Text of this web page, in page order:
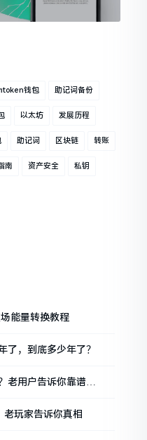
钱包 助记词备份
以太坊 发展历程
助记词 区块链 转账
南 资产安全 私钥
能量转换教程
，到底多少年了？
老用户告诉你靠谱渠
玩家告诉你真相